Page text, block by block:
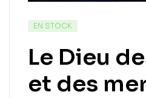
EN STOCK
Le Dieu
et des